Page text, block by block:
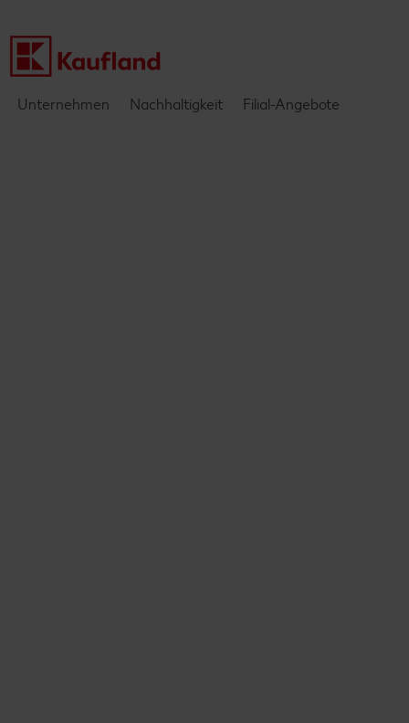
Unternehmen Nachhaltigkeit Filial-Angebote